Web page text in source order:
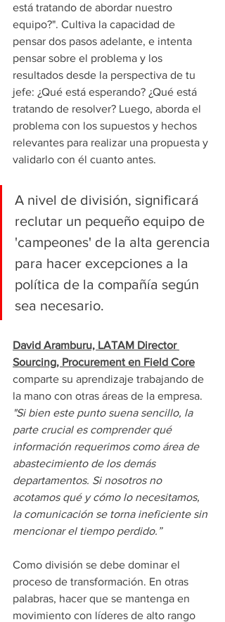
está tratando de abordar nuestro
equipo?". Cultiva la capacidad de
pensar dos pasos adelante, e intenta
pensar sobre el problema y los
resultados desde la perspectiva de tu
jefe: ¿Qué está esperando? ¿Qué está
tratando de resolver? Luego, aborda el
problema con los supuestos y hechos
relevantes para realizar una propuesta y
validarlo con él cuanto antes.
A nivel de división, significará
reclutar un pequeño equipo de
'campeones' de la alta gerencia
para hacer excepciones a la
política de la compañía según
sea necesario.
David Aramburu, LATAM Director
Sourcing, Procurement en Field Core
comparte su aprendizaje trabajando de
la mano con otras áreas de la empresa.
"Si bien este punto suena sencillo, la
parte crucial es comprender qué
información requerimos como área de
abastecimiento de los demás
departamentos. Si nosotros no
acotamos qué y cómo lo necesitamos,
la comunicación se torna ineficiente sin
mencionar el tiempo perdido.”
Como división se debe dominar el
proceso de transformación. En otras
palabras, hacer que se mantenga en
movimiento con líderes de alto rango